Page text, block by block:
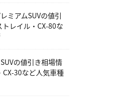
ミアムSUVの値引
レイル・CX-80な
の値引き相場情
30など人気車種